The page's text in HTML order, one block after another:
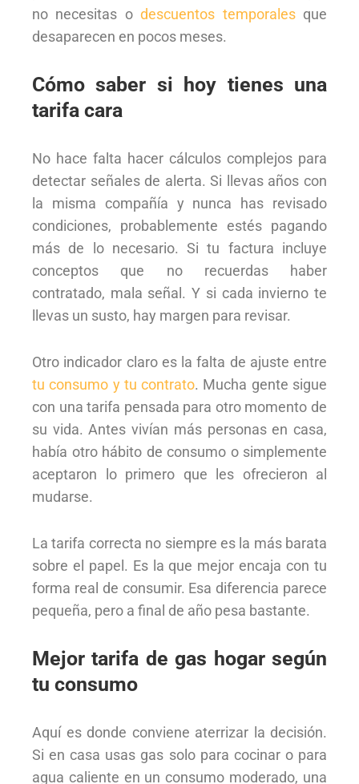
no necesitas odescuentos temporalesque
desaparecen en pocos meses.
Cómo saber si hoy tienes una
tarifa cara
No hace falta hacer cálculos complejos para
detectar señales de alerta. Si llevas años con
la misma compañía y nunca has revisado
condiciones, probablemente estés pagando
más de lo necesario. Si tu factura incluye
conceptos que no recuerdas haber
contratado, mala señal. Y si cada invierno te
llevas un susto, hay margen para revisar.
Otro indicador claro es la falta de ajuste entre
tu consumo y tu contrato. Mucha gente sigue
con una tarifa pensada para otro momento de
su vida. Antes vivían más personas en casa,
había otro hábito de consumo o simplemente
aceptaron lo primero que les ofrecieron al
mudarse.
La tarifa correcta no siempre es la más barata
sobre el papel. Es la que mejor encaja con tu
forma real de consumir. Esa diferencia parece
pequeña, pero a final de año pesa bastante.
Mejor tarifa de gas hogar según
tu consumo
Aquí es donde conviene aterrizar la decisión.
Si en casa usas gas solo para cocinar o para
agua caliente en un consumo moderado, una